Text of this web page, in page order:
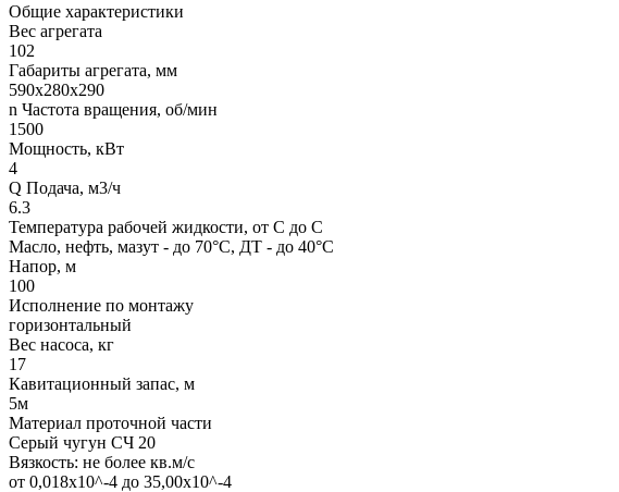
Общие характеристики
Вес агрегата
102
Габариты агрегата, мм
590х280х290
n Частота вращения, об/мин
1500
Мощность, кВт
4
Q Подача, м3/ч
6.3
Температура рабочей жидкости, от С до С
Масло, нефть, мазут - до 70°С, ДТ - до 40°С
Напор, м
100
Исполнение по монтажу
горизонтальный
Вес насоса, кг
17
Кавитационный запас, м
5м
Материал проточной части
Серый чугун СЧ 20
Вязкость: не более кв.м/с
от 0,018х10^-4 до 35,00х10^-4